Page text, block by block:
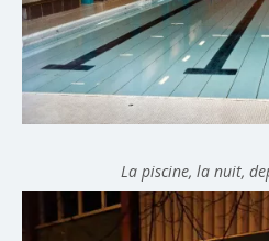
La piscine, la nuit,